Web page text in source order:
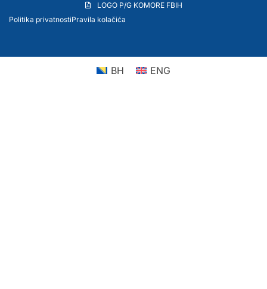
LOGO P/G KOMORE FBIH
Politika privatnostiPravila kolačića
BH ENG